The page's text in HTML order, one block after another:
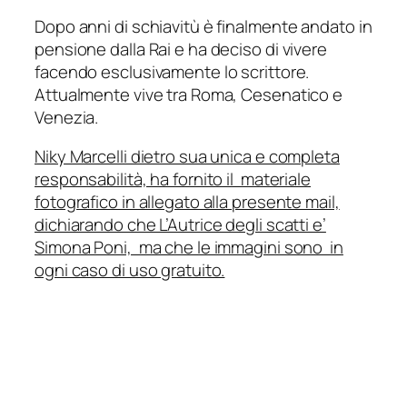
Dopo anni di schiavitù è finalmente andato in
pensione dalla Rai e ha deciso di vivere
facendo esclusivamente lo scrittore.
Attualmente vive tra Roma, Cesenatico e
Venezia.
Niky Marcelli dietro sua unica e completa
responsabilità, ha fornito il materiale
fotografico in allegato alla presente mail,
dichiarando che L’Autrice degli scatti e’
Simona Poni, ma che le immagini sono in
ogni caso di uso gratuito.